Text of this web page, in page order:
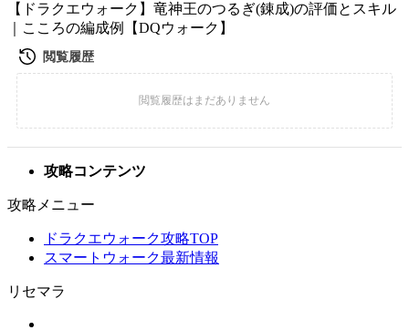
【ドラクエウォーク】竜神王のつるぎ(錬成)の評価とスキル
｜こころの編成例【DQウォーク】
攻略コンテンツ
攻略メニュー
ドラクエウォーク攻略TOP
スマートウォーク最新情報
リセマラ